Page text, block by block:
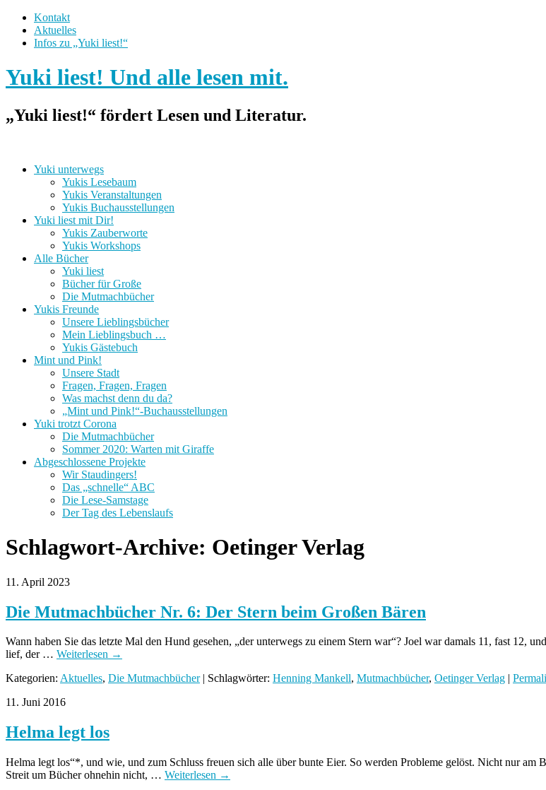
Kontakt
Aktuelles
Infos zu „Yuki liest!“
Yuki liest! Und alle lesen mit.
„Yuki liest!“ fördert Lesen und Literatur.
Yuki unterwegs
Yukis Lesebaum
Yukis Veranstaltungen
Yukis Buchausstellungen
Yuki liest mit Dir!
Yukis Zauberworte
Yukis Workshops
Alle Bücher
Yuki liest
Bücher für Große
Die Mutmachbücher
Yukis Freunde
Unsere Lieblingsbücher
Mein Lieblingsbuch …
Yukis Gästebuch
Mint und Pink!
Unsere Stadt
Fragen, Fragen, Fragen
Was machst denn du da?
„Mint und Pink!“-Buchausstellungen
Yuki trotzt Corona
Die Mutmachbücher
Sommer 2020: Warten mit Giraffe
Abgeschlossene Projekte
Wir Staudingers!
Das „schnelle“ ABC
Die Lese-Samstage
Der Tag des Lebenslaufs
Schlagwort-Archive: Oetinger Verlag
11. April 2023
Die Mutmachbücher Nr. 6: Der Stern beim Großen Bären
Wann haben Sie das letzte Mal den Hund gesehen, „der unterwegs zu einem Stern war“? Joel war damals 11, fast 12,
lief, der … Weiterlesen →
Kategorien: Aktuelles, Die Mutmachbücher| Schlagwörter: Henning Mankell, Mutmachbücher, Oetinger Verlag
11. Juni 2016
Helma legt los
Helma legt los“*, und wie, und zum Schluss freuen sich alle über bunte Eier. So werden Probleme gelöst. Nicht nur
Streit um Bücher ohnehin nicht, … Weiterlesen →